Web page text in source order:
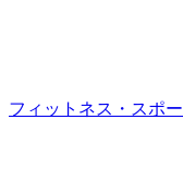
フィットネス・スポ